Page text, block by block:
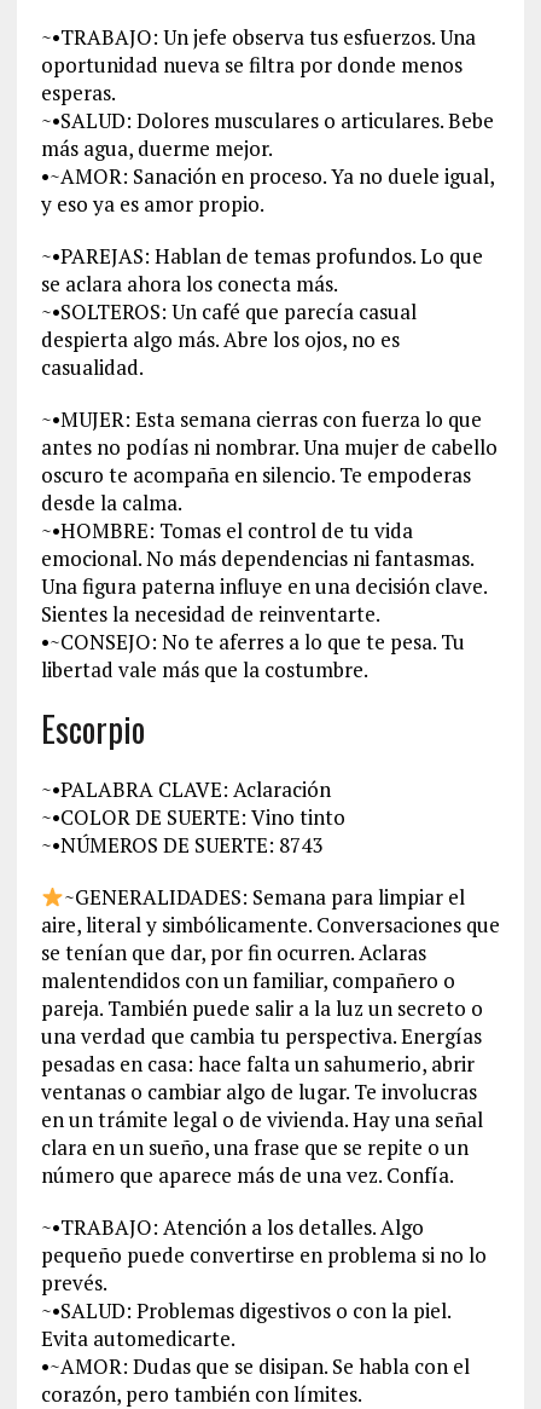
~•TRABAJO: Un jefe observa tus esfuerzos. Una
oportunidad nueva se filtra por donde menos
esperas.
~•SALUD: Dolores musculares o articulares. Bebe
más agua, duerme mejor.
•~AMOR: Sanación en proceso. Ya no duele igual,
y eso ya es amor propio.
~•PAREJAS: Hablan de temas profundos. Lo que
se aclara ahora los conecta más.
~•SOLTEROS: Un café que parecía casual
despierta algo más. Abre los ojos, no es
casualidad.
~•MUJER: Esta semana cierras con fuerza lo que
antes no podías ni nombrar. Una mujer de cabello
oscuro te acompaña en silencio. Te empoderas
desde la calma.
~•HOMBRE: Tomas el control de tu vida
emocional. No más dependencias ni fantasmas.
Una figura paterna influye en una decisión clave.
Sientes la necesidad de reinventarte.
•~CONSEJO: No te aferres a lo que te pesa. Tu
libertad vale más que la costumbre.
Escorpio
~•PALABRA CLAVE: Aclaración
~•COLOR DE SUERTE: Vino tinto
~•NÚMEROS DE SUERTE: 8743
~GENERALIDADES: Semana para limpiar el
aire, literal y simbólicamente. Conversaciones que
se tenían que dar, por fin ocurren. Aclaras
malentendidos con un familiar, compañero o
pareja. También puede salir a la luz un secreto o
una verdad que cambia tu perspectiva. Energías
pesadas en casa: hace falta un sahumerio, abrir
ventanas o cambiar algo de lugar. Te involucras
en un trámite legal o de vivienda. Hay una señal
clara en un sueño, una frase que se repite o un
número que aparece más de una vez. Confía.
~•TRABAJO: Atención a los detalles. Algo
pequeño puede convertirse en problema si no lo
prevés.
~•SALUD: Problemas digestivos o con la piel.
Evita automedicarte.
•~AMOR: Dudas que se disipan. Se habla con el
corazón, pero también con límites.